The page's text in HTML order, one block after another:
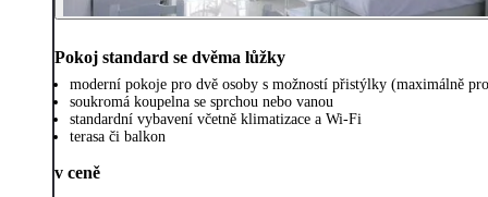
Pokoj standard se dvěma lůžky
moderní pokoje pro dvě osoby s možností přistýlky (maximálně
soukromá koupelna se sprchou nebo vanou
standardní vybavení včetně klimatizace a Wi-Fi
terasa či balkon
v ceně